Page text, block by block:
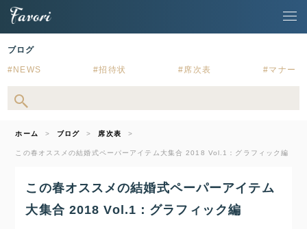
ブログ
NEWS 招待状 席次表 マナー
ホーム ブログ 席次表
この春オススメの結婚式ペーパーアイテム大集合 2018 Vol.1：グラフィック編
この春オススメの結婚式ペーパーアイテム
大集合 2018 Vol.1：グラフィック編